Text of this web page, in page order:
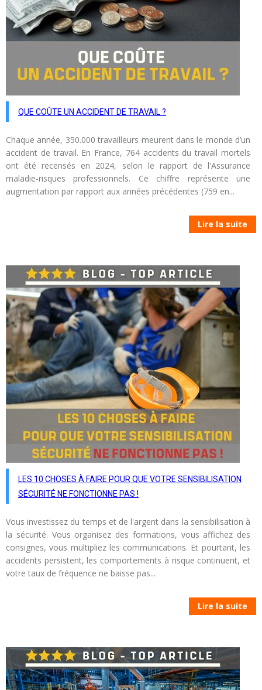
QUE COÛTE UN ACCIDENT DE TRAVAIL ?
Chaque année, 350.000 travailleurs meurent dans le monde d’un
accident de travail. En France, 764 accidents du travail mortels
ont été recensés en 2024, selon le rapport de l'Assurance
maladie-risques professionnels. Ce chiffre représente une
augmentation par rapport aux années précédentes (759 en...
Lire la suite
LES 10 CHOSES À FAIRE POUR QUE VOTRE SENSIBILISATION
SÉCURITÉ NE FONCTIONNE PAS !
Vous investissez du temps et de l'argent dans la sensibilisation à
la sécurité. Vous organisez des formations, vous affichez des
consignes, vous multipliez les communications. Et pourtant, les
accidents persistent, les comportements à risque continuent, et
votre taux de fréquence ne baisse pas...
Lire la suite